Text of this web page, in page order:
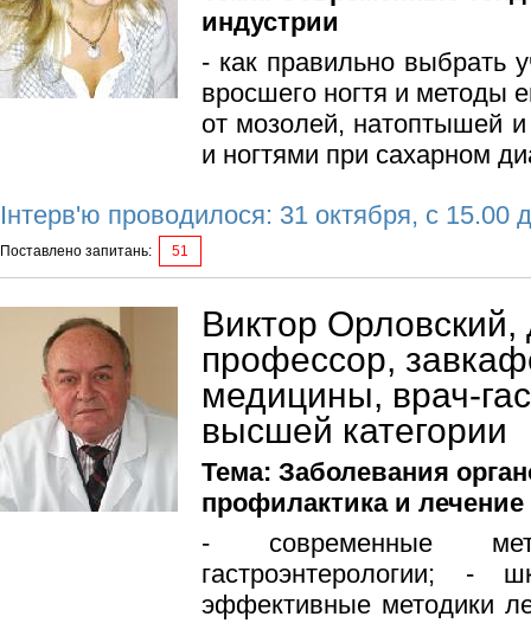
индустрии
- как правильно выбрать
вросшего ногтя и методы
от мозолей, натоптышей
и ногтями при сахарном
Інтерв'ю проводилося: 31 октября, с 15.00
Поставлено запитань: 51
Виктор Орловский,
профессор,
медицины, врач-
высшей категории
Тема: Заболевания
профилактика и лечение
- современные
гастроэнтерологии; -
эффективные методики